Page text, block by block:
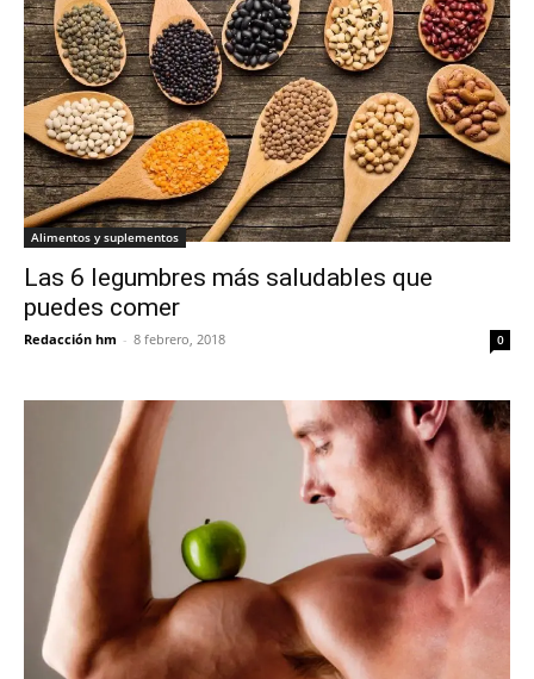
Alimentos y suplementos
Las 6 legumbres más saludables que
puedes comer
Redacción hm - 8 febrero, 2018 0